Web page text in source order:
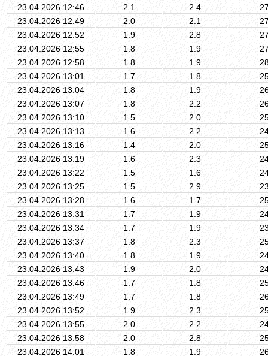
23.04.2026 12:46
2.1 2.4
23.04.2026 12:49
2.0 2.1
23.04.2026 12:52
1.9 2.8
23.04.2026 12:55
1.8 1.9
23.04.2026 12:58
1.8 1.9
23.04.2026 13:01
1.7 1.8
23.04.2026 13:04
1.8 1.9
23.04.2026 13:07
1.8 2.2
23.04.2026 13:10
1.5 2.0
23.04.2026 13:13
1.6 2.2
23.04.2026 13:16
1.4 2.0
23.04.2026 13:19
1.6 2.3
23.04.2026 13:22
1.5 1.6
23.04.2026 13:25
1.5 2.9
23.04.2026 13:28
1.6 1.7
23.04.2026 13:31
1.7 1.9
23.04.2026 13:34
1.7 1.9
23.04.2026 13:37
1.8 2.3
23.04.2026 13:40
1.8 1.9
23.04.2026 13:43
1.9 2.0
23.04.2026 13:46
1.7 1.8
23.04.2026 13:49
1.7 1.8
23.04.2026 13:52
1.9 2.3
23.04.2026 13:55
2.0 2.2
23.04.2026 13:58
2.0 2.8
23.04.2026 14:01
1.8 1.9